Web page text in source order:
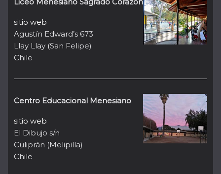
sitio web
Agustín Edward’s 673
Llay Llay (San Felipe)
Chile
Centro Educacional Menesiano
sitio web
El Dibujo s/n
Culiprán (Melipilla)
Chile